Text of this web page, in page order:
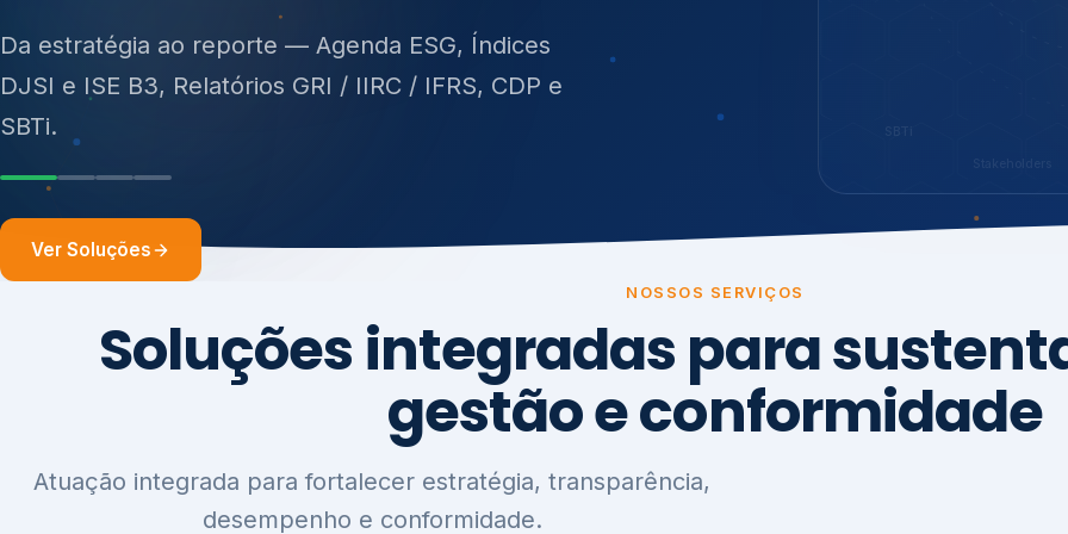
Da estratégia ao reporte — Agenda ESG, Índices
DJSI e ISE B3, Relatórios GRI / IIRC / IFRS, CDP e
SBTi.
14001, ISO 45001, ONA e PNQ — Gestão de resíduos
sólidos (PGRS/PMGRS).
Ver Soluções
NOSSOS SERVIÇOS
Soluções integradas para
gestão e conformidade
Atuação integrada para fortalecer estratégia, transparência,
desempenho e conformidade.